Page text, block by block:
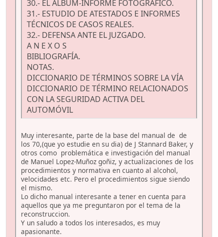
30.- EL ÁLBUM-INFORME FOTOGRÁFICO.
31.- ESTUDIO DE ATESTADOS E INFORMES
TÉCNICOS DE CASOS REALES.
32.- DEFENSA ANTE EL JUZGADO.
A N E X O S
BIBLIOGRAFÍA.
NOTAS.
DICCIONARIO DE TÉRMINOS SOBRE LA VÍA
DICCIONARIO DE TÉRMINO RELACIONADOS
CON LA SEGURIDAD ACTIVA DEL
AUTOMÓVIL
Muy interesante, parte de la base del manual de de
los 70,(que yo estudie en su dia) de J Stannard Baker, y
otros como problemática e investigación del manual
de Manuel Lopez-Muñoz goñiz, y actualizaciones de los
procedimientos y normativa en cuanto al alcohol,
velocidades etc. Pero el procedimientos sigue siendo
el mismo.
Lo dicho manual interesante a tener en cuenta para
aquellos que ya me preguntaron por el tema de la
reconstruccion.
Y un saludo a todos los interesados, es muy
apasionante.